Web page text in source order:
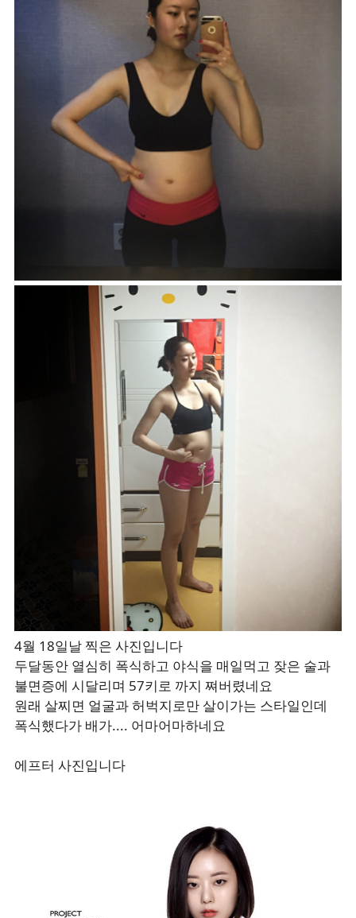
4월 18일날 찍은 사진입니다
두달동안 열심히 폭식하고 야식을 매일먹고 잦은 술과
불면증에 시달리며 57키로 까지 쪄버렸네요
원래 살찌면 얼굴과 허벅지로만 살이가는 스타일인데
폭식했다가 배가.... 어마어마하네요
에프터 사진입니다